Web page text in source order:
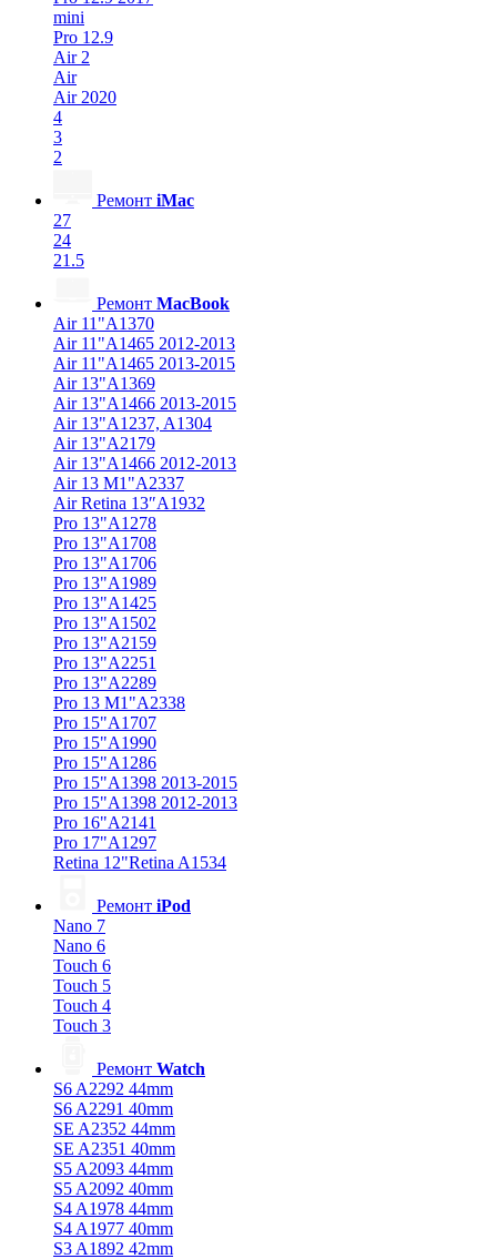
mini
Pro 12.9
Air 2
Air
Air 2020
4
3
2
Ремонт iMac
27
24
21.5
Ремонт MacBook
Air 11"A1370
Air 11"A1465 2012-2013
Air 11"A1465 2013-2015
Air 13"A1369
Air 13"A1466 2013-2015
Air 13"A1237, A1304
Air 13"A2179
Air 13"A1466 2012-2013
Air 13 M1"A2337
Air Retina 13″A1932
Pro 13"A1278
Pro 13"A1708
Pro 13"A1706
Pro 13"A1989
Pro 13"A1425
Pro 13"A1502
Pro 13"A2159
Pro 13"A2251
Pro 13"A2289
Pro 13 M1"A2338
Pro 15"A1707
Pro 15"A1990
Pro 15"A1286
Pro 15"A1398 2013-2015
Pro 15"A1398 2012-2013
Pro 16"A2141
Pro 17"A1297
Retina 12"Retina A1534
Ремонт iPod
Nano 7
Nano 6
Touch 6
Touch 5
Touch 4
Touch 3
Ремонт Watch
S6 A2292 44mm
S6 A2291 40mm
SE A2352 44mm
SE A2351 40mm
S5 A2093 44mm
S5 A2092 40mm
S4 A1978 44mm
S4 A1977 40mm
S3 A1892 42mm